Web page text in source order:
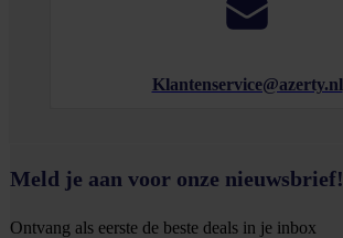
Klantenservice@azerty.nl
Meld je aan voor onze nieuwsbrief!
Ontvang als eerste de beste deals in je inbox